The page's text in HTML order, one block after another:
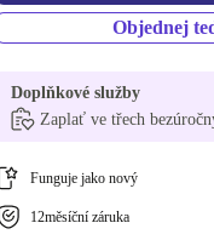
Objednej
Doplňkové služby
Zaplať ve třech
Funguje jako nový
12měsíční záruka